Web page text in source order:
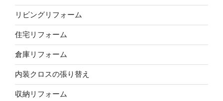
リビングリフォーム
住宅リフォーム
倉庫リフォーム
内装クロスの張り替え
収納リフォーム